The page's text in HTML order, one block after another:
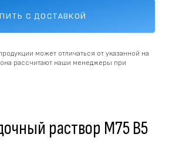
С ДОСТАВКОЙ
может отличаться от указанной на
рассчитают наши менеджеры при
раствор M75 В5